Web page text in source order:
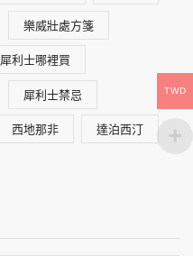
樂威壯處方箋
犀利士哪裡買
犀利士禁忌
西地那非 達泊西汀
TWD